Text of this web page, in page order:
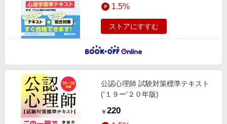
1.5%
ストアにすすむ
公認心理師 試験対策標準テキスト
('１９ー'２０年版)
￥ 220